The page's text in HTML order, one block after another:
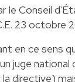
le Conseil
23 octobre
en ce sens
juge
directive)